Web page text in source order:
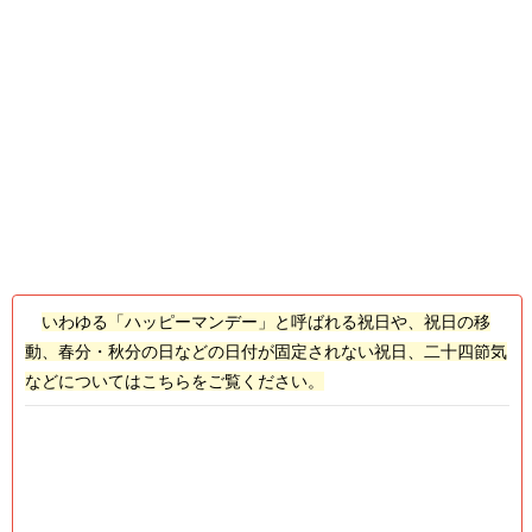
いわゆる「ハッピーマンデー」と呼ばれる祝日や、祝日の移
動、春分・秋分の日などの日付が固定されない祝日、二十四節気
などについてはこちらをご覧ください。